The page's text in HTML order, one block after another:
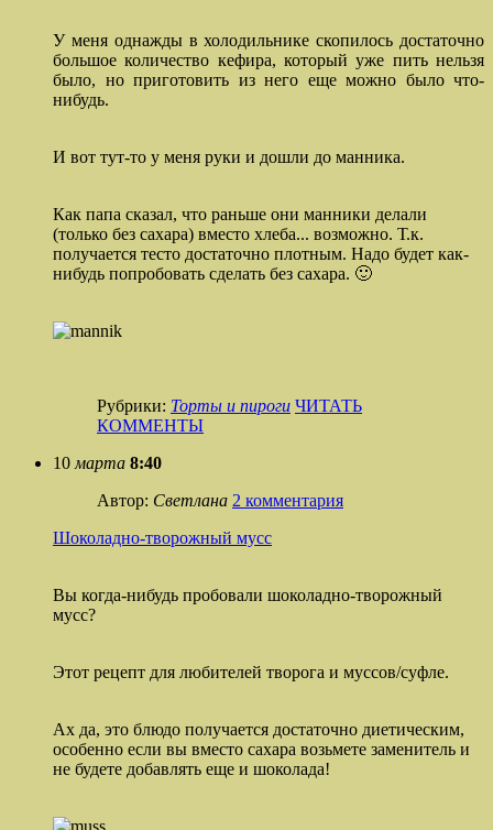
У меня однажды в холодильнике скопилось достаточно
большое количество кефира, который уже пить нельзя
было, но приготовить из него еще можно было что-
нибудь.
И вот тут-то у меня руки и дошли до манника.
Как папа сказал, что раньше они манники делали
(только без сахара) вместо хлеба... возможно. Т.к.
получается тесто достаточно плотным. Надо будет как-
нибудь попробовать сделать без сахара. 🙂
Рубрики: Торты и пироги ЧИТАТЬ
КОММЕНТЫ
10 марта 8:40
Автор: Светлана 2 комментария
Шоколадно-творожный мусс
Вы когда-нибудь пробовали шоколадно-творожный
мусс?
Этот рецепт для любителей творога и муссов/суфле.
Ах да, это блюдо получается достаточно диетическим,
особенно если вы вместо сахара возьмете заменитель и
не будете добавлять еще и шоколада!